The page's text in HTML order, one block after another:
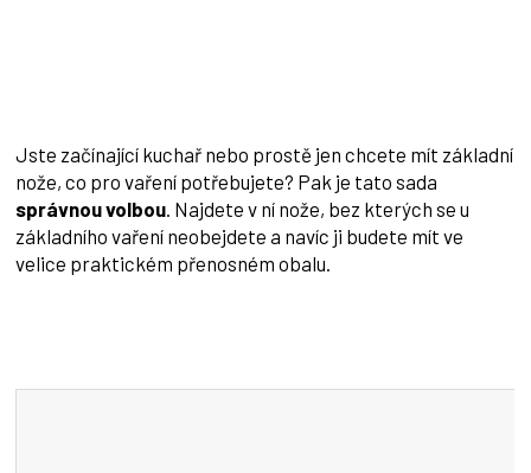
Jste začínající kuchař nebo prostě jen chcete mít základní
nože, co pro vaření potřebujete? Pak je tato sada
správnou volbou . Najdete v ní nože, bez kterých se u
základního vaření neobejdete a navíc ji budete mít ve
velice praktickém přenosném obalu.